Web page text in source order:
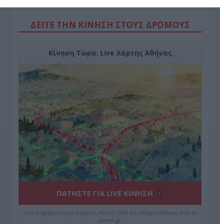
ΔΕΙΤΕ ΤΗΝ ΚΙΝΗΣΗ ΣΤΟΥΣ ΔΡΌΜΟΥΣ
Κίνηση Τώρα: Live Χάρτης Αθήνας
ΠΑΤΗΣΤΕ ΓΙΑ LIVE ΚΙΝΗΣΗ
Live ενημέρωση για Κηφισό, Αττική Οδό και κέντρο Αθήνας από το
paron.gr